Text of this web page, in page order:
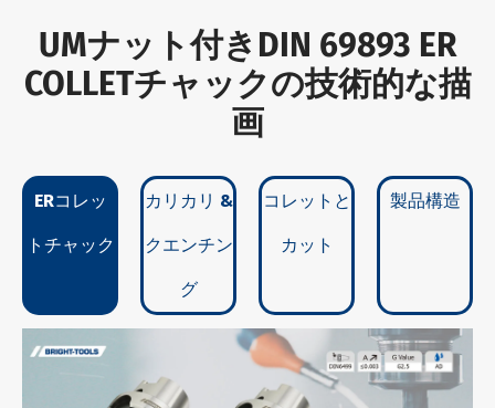
UMナット付きDIN 69893 ER
COLLETチャックの技術的な描
画
ERコレッ
トチャック
カリカリ &
クエンチン
グ
コレットと
カット
製品構造